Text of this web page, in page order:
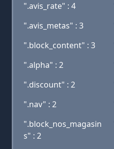
".avis_rate" : 4
".avis_metas" : 3
".block_content" : 3
".alpha" : 2
".discount" : 2
".nav" : 2
".block_nos_magasin
s" : 2